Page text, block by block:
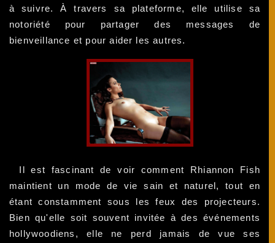
à suivre. À travers sa plateforme, elle utilise sa
notoriété pour partager des messages de
bienveillance et pour aider les autres.
Il est fascinant de voir comment Rhiannon Fish
maintient un mode de vie sain et naturel, tout en
étant constamment sous les feux des projecteurs.
Bien qu'elle soit souvent invitée à des événements
hollywoodiens, elle ne perd jamais de vue ses